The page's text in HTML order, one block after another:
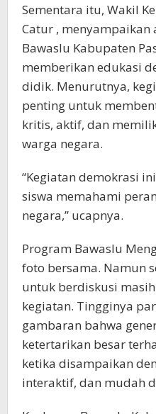
Sementara itu, Wakil
Catur , menyampaikan
Bawaslu Kabupaten
memberikan edukasi
didik. Menurutnya,
penting untuk
kritis, aktif, dan
warga negara.
“Kegiatan demokrasi
siswa memahami
negara,” ucapnya.
Program Bawaslu
foto bersama. Namun
untuk berdiskusi
kegiatan. Tingginya
gambaran bahwa
ketertarikan besar
ketika disampaikan
interaktif, dan mudah